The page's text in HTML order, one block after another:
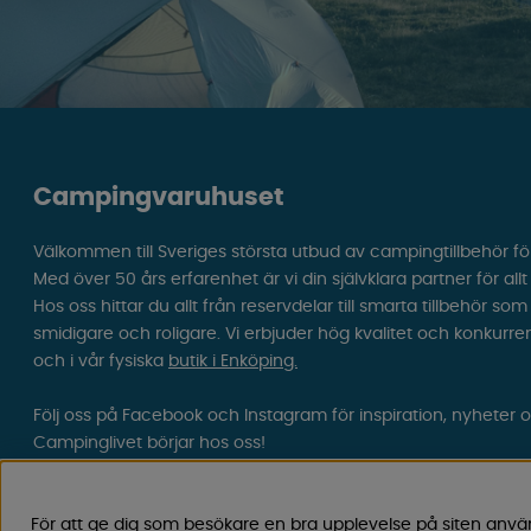
Campingvaruhuset
Välkommen till Sveriges största utbud av campingtillbehör
Med över 50 års erfarenhet är vi din självklara partner för
Hos oss hittar du allt från reservdelar till smarta tillbehör
smidigare och roligare. Vi erbjuder hög kvalitet och
och i vår fysiska butik i Enköping.
Följ oss på Facebook och Instagram för inspiration, nyheter
Campinglivet börjar hos oss!
För att ge dig som besökare en bra upplevelse på siten